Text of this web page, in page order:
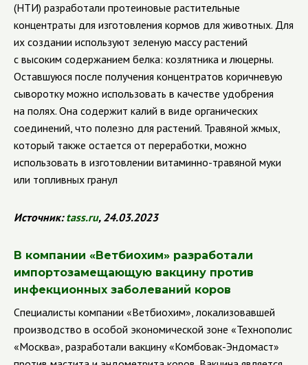
(НТИ) разработали протеиновые растительные
концентраты для изготовления кормов для животных. Для
их создании используют зеленую массу растений
с высоким содержанием белка: козлятника и люцерны.
Оставшуюся после получения концентратов коричневую
сыворотку можно использовать в качестве удобрения
на полях. Она содержит калий в виде органических
соединений, что полезно для растений. Травяной жмых,
который также остается от переработки, можно
использовать в изготовлении витаминно-травяной муки
или топливных гранул
Источник: tass.ru, 24.03.2023
В компании «Ветбиохим» разработали
импортозамещающую вакцину против
инфекционных заболеваний коров
Специалисты компании «Ветбиохим», локализовавшей
производство в особой экономической зоне «Технополис
«Москва», разработали вакцину «Комбовак-Эндомаст»